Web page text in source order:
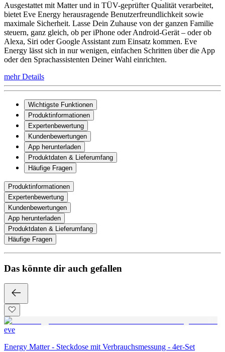
Ausgestattet mit Matter und in TÜV-geprüfter Qualität verarbeitet,
bietet Eve Energy herausragende Benutzerfreundlichkeit sowie
maximale Sicherheit. Lasse Dein Zuhause von der ganzen Familie
steuern, ganz gleich, ob per iPhone oder Android-Gerät – oder ob
Alexa, Siri oder Google Assistant zum Einsatz kommen. Eve
Energy lässt sich in nur wenigen, einfachen Schritten über die App
oder den Sprachassistenten Deiner Wahl einrichten.
mehr Details
Wichtigste Funktionen
Produktinformationen
Expertenbewertung
Kundenbewertungen
App herunterladen
Produktdaten & Lieferumfang
Häufige Fragen
Produktinformationen
Expertenbewertung
Kundenbewertungen
App herunterladen
Produktdaten & Lieferumfang
Häufige Fragen
Das könnte dir auch gefallen
eve
Energy Matter - Steckdose mit Verbrauchsmessung - 4er-Set